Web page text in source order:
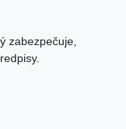
zabezpečuje,